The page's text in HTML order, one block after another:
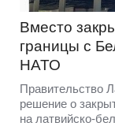
Вместо
границы с
НАТО
Правительство
решение о
на латвийско-